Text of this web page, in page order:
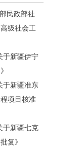
民政部社
级社会工
于新疆伊宁
于新疆准东
项目核准
于新疆七克
复》